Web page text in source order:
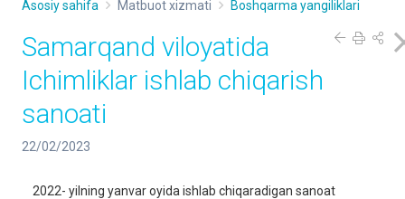
Asosiy sahifa Matbuot xizmati Boshqarma yangiliklari
Samarqand viloyatida
Ichimliklar ishlab chiqarish
sanoati
22/02/2023
2022- yilning yanvar oyida ishlab chiqaradigan sanoat